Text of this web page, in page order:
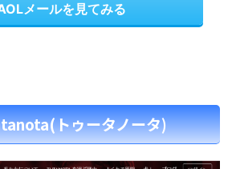
メールを見てみる
トゥータノータ)